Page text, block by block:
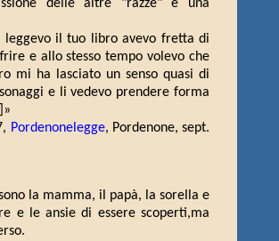
delle altre "razze" è una
leggevo il tuo libro avevo fretta di
e allo stesso tempo volevo che
mi ha lasciato un senso quasi di
e li vedevo prendere forma
Pordenonelegge, Pordenone, sept.
la mamma, il papà, la sorella e
e le ansie di essere scoperti,ma